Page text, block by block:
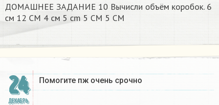
ДОМАШНЕЕ ЗАДАНИЕ 10 Вычисли объём коробок. 6
см 12 CM 4 см 5 cm 5 CM 5 CM​
24
ДЕКАБРЬ
Помогите пж очень срочно​